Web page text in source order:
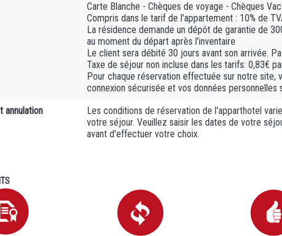
Carte Blanche - Chèques de voyage - Chèques
Compris dans le tarif de l'appartement : 10% de
La résidence demande un dépôt de garantie de
au moment du départ après l'inventaire
Le client sera débité 30 jours avant son arrivée.
Taxe de séjour non incluse dans les tarifs: 0,83€
Pour chaque réservation effectuée sur notre site,
connexion sécurisée et vos données
annulation
Les conditions de réservation de l'apparthotel
votre séjour. Veuillez saisir les dates de votre
avant d'effectuer votre choix.